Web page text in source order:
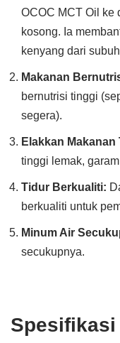
OCOC MCT Oil ke
kosong. Ia
kenyang dari
Makanan
bernutrisi tinggi
segera).
Elakkan
tinggi lemak,
Tidur Berkualiti:
berkualiti untuk
Minum Air
secukupnya.